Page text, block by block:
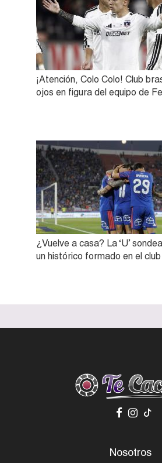
¡Atención, Colo Colo! Club
ojos en figura del equipo de
¿Vuelve a casa? La ‘U’
un histórico formado en el club
Nosotros